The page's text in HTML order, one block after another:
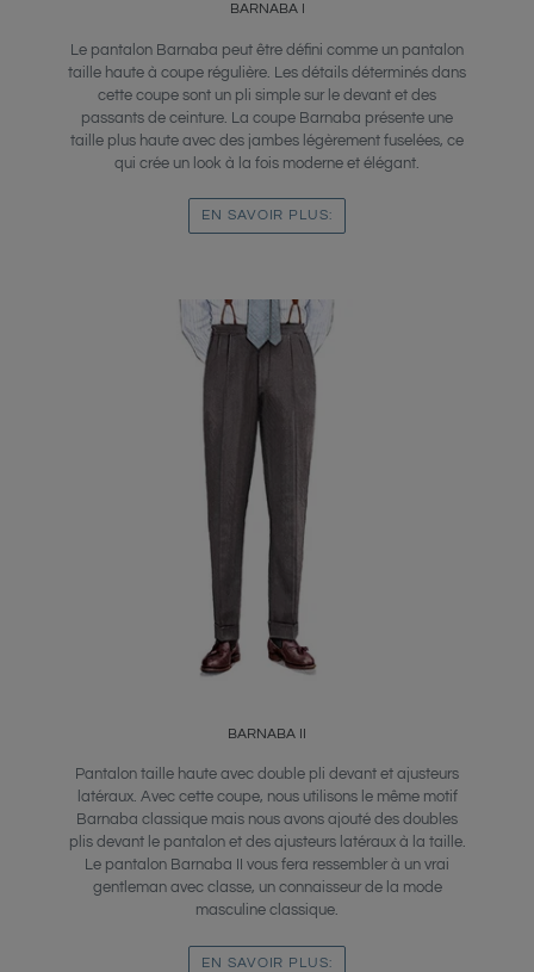
BARNABA I
Le pantalon Barnaba peut être défini comme un pantalon
taille haute à coupe régulière. Les détails déterminés dans
cette coupe sont un pli simple sur le devant et des
passants de ceinture. La coupe Barnaba présente une
taille plus haute avec des jambes légèrement fuselées, ce
qui crée un look à la fois moderne et élégant.
EN SAVOIR PLUS:
BARNABA II
Pantalon taille haute avec double pli devant et ajusteurs
latéraux. Avec cette coupe, nous utilisons le même motif
Barnaba classique mais nous avons ajouté des doubles
plis devant le pantalon et des ajusteurs latéraux à la taille.
Le pantalon Barnaba II vous fera ressembler à un vrai
gentleman avec classe, un connaisseur de la mode
masculine classique.
EN SAVOIR PLUS: